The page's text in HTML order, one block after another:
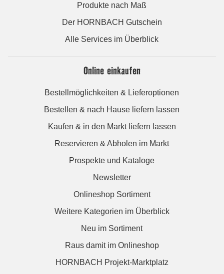
Produkte nach Maß
Der HORNBACH Gutschein
Alle Services im Überblick
Online einkaufen
Bestellmöglichkeiten & Lieferoptionen
Bestellen & nach Hause liefern lassen
Kaufen & in den Markt liefern lassen
Reservieren & Abholen im Markt
Prospekte und Kataloge
Newsletter
Onlineshop Sortiment
Weitere Kategorien im Überblick
Neu im Sortiment
Raus damit im Onlineshop
HORNBACH Projekt-Marktplatz